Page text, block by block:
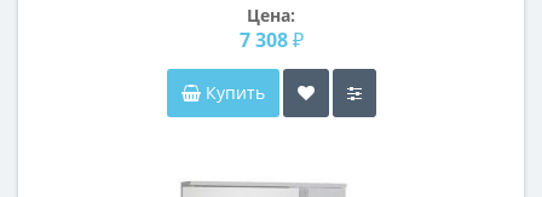
Цена:
7 308 ₽
Купить